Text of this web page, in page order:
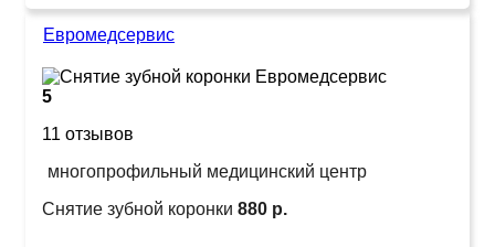
Евромедсервис
5
11 отзывов
многопрофильный медицинский центр
Снятие зубной коронки 880 р.